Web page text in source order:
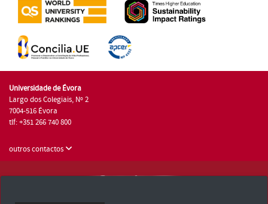
Universidade de Évora
Largo dos Colegiais, Nº 2
7004-516 Évora
tlf: +351 266 740 800
outros contactos